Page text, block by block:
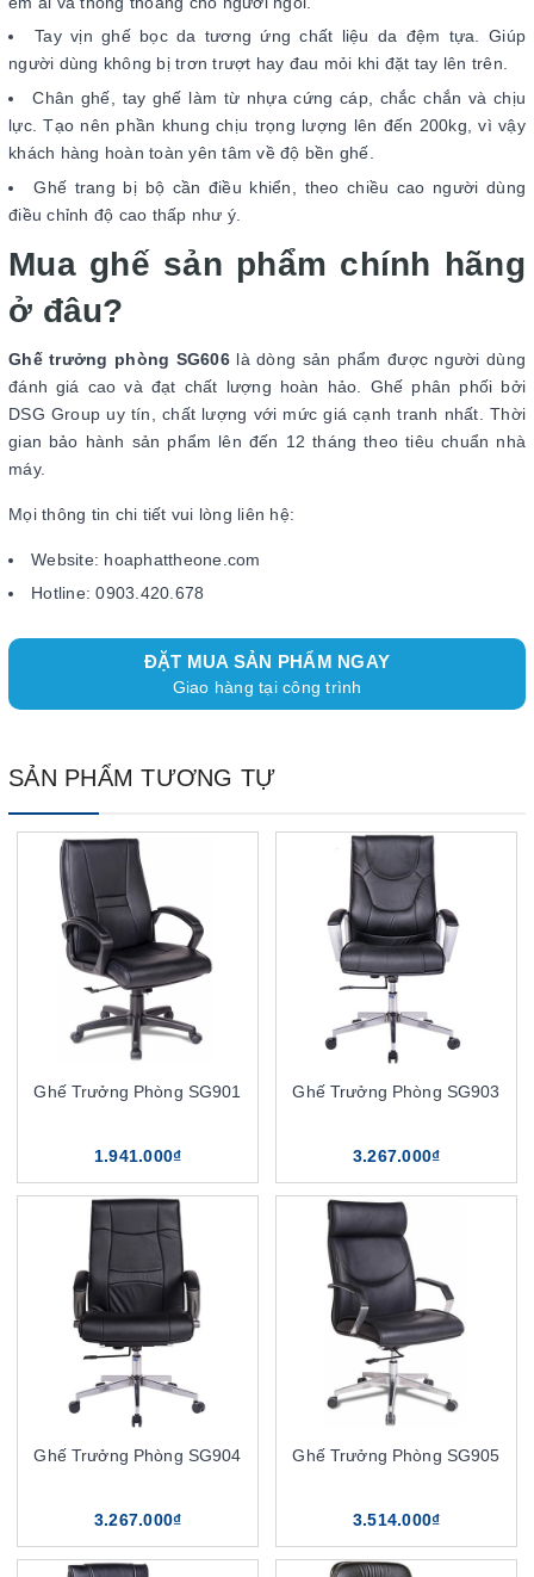
Tay vịn ghế bọc da tương ứng chất liệu da đệm tựa. Giúp
người dùng không bị trơn trượt hay đau mỏi khi đặt tay lên trên.
Chân ghế, tay ghế làm từ nhựa cứng cáp, chắc chắn và chịu
lực. Tạo nên phần khung chịu trọng lượng lên đến 200kg, vì vậy
khách hàng hoàn toàn yên tâm về độ bền ghế.
Ghế trang bị bộ cần điều khiển, theo chiều cao người dùng
điều chỉnh độ cao thấp như ý.
Mua ghế sản phẩm chính hãng
ở đâu?
Ghế trưởng phòng SG606là dòng sản phẩm được người dùng
đánh giá cao và đạt chất lượng hoàn hảo. Ghế phân phối bởi
DSG Group uy tín, chất lượng với mức giá cạnh tranh nhất. Thời
gian bảo hành sản phẩm lên đến 12 tháng theo tiêu chuẩn nhà
máy.
Mọi thông tin chi tiết vui lòng liên hệ:
Website: hoaphattheone.com
Hotline: 0903.420.678
ĐẶT MUA SẢN PHẨM NGAY
Giao hàng tại công trình
SẢN PHẨM TƯƠNG TỰ
Ghế Trưởng Phòng SG901
1.941.000₫
Ghế Trưởng Phòng SG903
3.267.000₫
Ghế Trưởng Phòng SG904
3.267.000₫
Ghế Trưởng Phòng SG905
3.514.000₫